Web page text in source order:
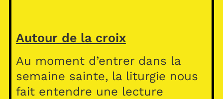
Autour de la croix
Au moment d’entrer dans la
semaine sainte, la liturgie nous
fait entendre une lecture